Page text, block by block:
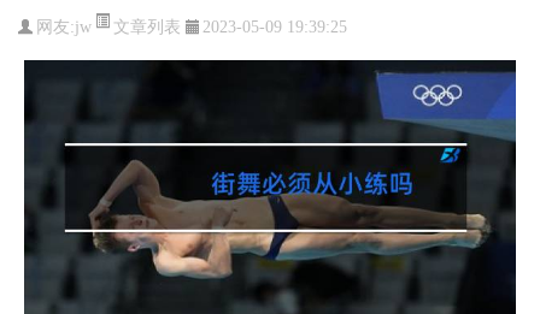
网友:jw 文章列表 2023-05-09 19:39:25